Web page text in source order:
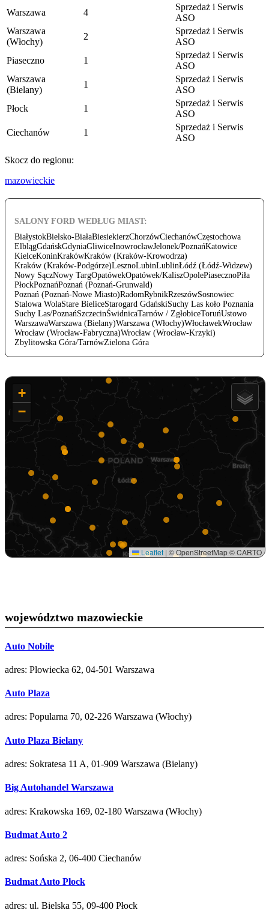
Warszawa 4
Sprzedaż i Serwis
ASO
Warszawa
(Włochy)
2
Sprzedaż i Serwis
ASO
Piaseczno
1
Sprzedaż i Serwis
ASO
Warszawa
(Bielany)
1
Sprzedaż i Serwis
ASO
Płock
1
Sprzedaż i Serwis
ASO
Ciechanów
1
Sprzedaż i Serwis
ASO
Skocz do regionu:
mazowieckie
SALONY FORD WEDŁUG MIAST:
BiałystokBielsko-BiałaBiesiekierzChorzówCiechanówCzęstochowa
ElblągGdańskGdyniaGliwiceInowrocławJelonek/PoznańKatowice
KielceKoninKrakówKraków (Kraków-Krowodrza)
Kraków (Kraków-Podgórze)LesznoLubinLublinŁódź (Łódź-Widzew)
Nowy SączNowy TargOpatówekOpatówek/KaliszOpolePiasecznoPiła
PłockPoznańPoznań (Poznań-Grunwald)
Poznań (Poznań-Nowe Miasto)RadomRybnikRzeszówSosnowiec
Stalowa WolaStare BieliceStarogard GdańskiSuchy Las koło Poznania
Suchy Las/PoznańSzczecinŚwidnicaTarnów / ZgłobiceToruńUstowo
WarszawaWarszawa (Bielany)Warszawa (Włochy)WłocławekWrocław
Wrocław (Wrocław-Fabryczna)Wrocław (Wrocław-Krzyki)
Zbylitowska Góra/TarnówZielona Góra
+
−
Leaflet | © OpenStreetMap © CARTO
województwo mazowieckie
Auto Nobile
adres: Plowiecka 62, 04-501 Warszawa
Auto Plaza
adres: Popularna 70, 02-226 Warszawa (Włochy)
Auto Plaza Bielany
adres: Sokratesa 11 A, 01-909 Warszawa (Bielany)
Big Autohandel Warszawa
adres: Krakowska 169, 02-180 Warszawa (Włochy)
Budmat Auto 2
adres: Sońska 2, 06-400 Ciechanów
Budmat Auto Płock
adres: ul. Bielska 55, 09-400 Płock